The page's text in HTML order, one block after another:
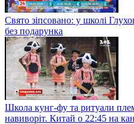
Свято зіпсовано: у школі
без подарунка
Школа кунг-фу та ритуали
навиворіт. Китай о 22:45 на